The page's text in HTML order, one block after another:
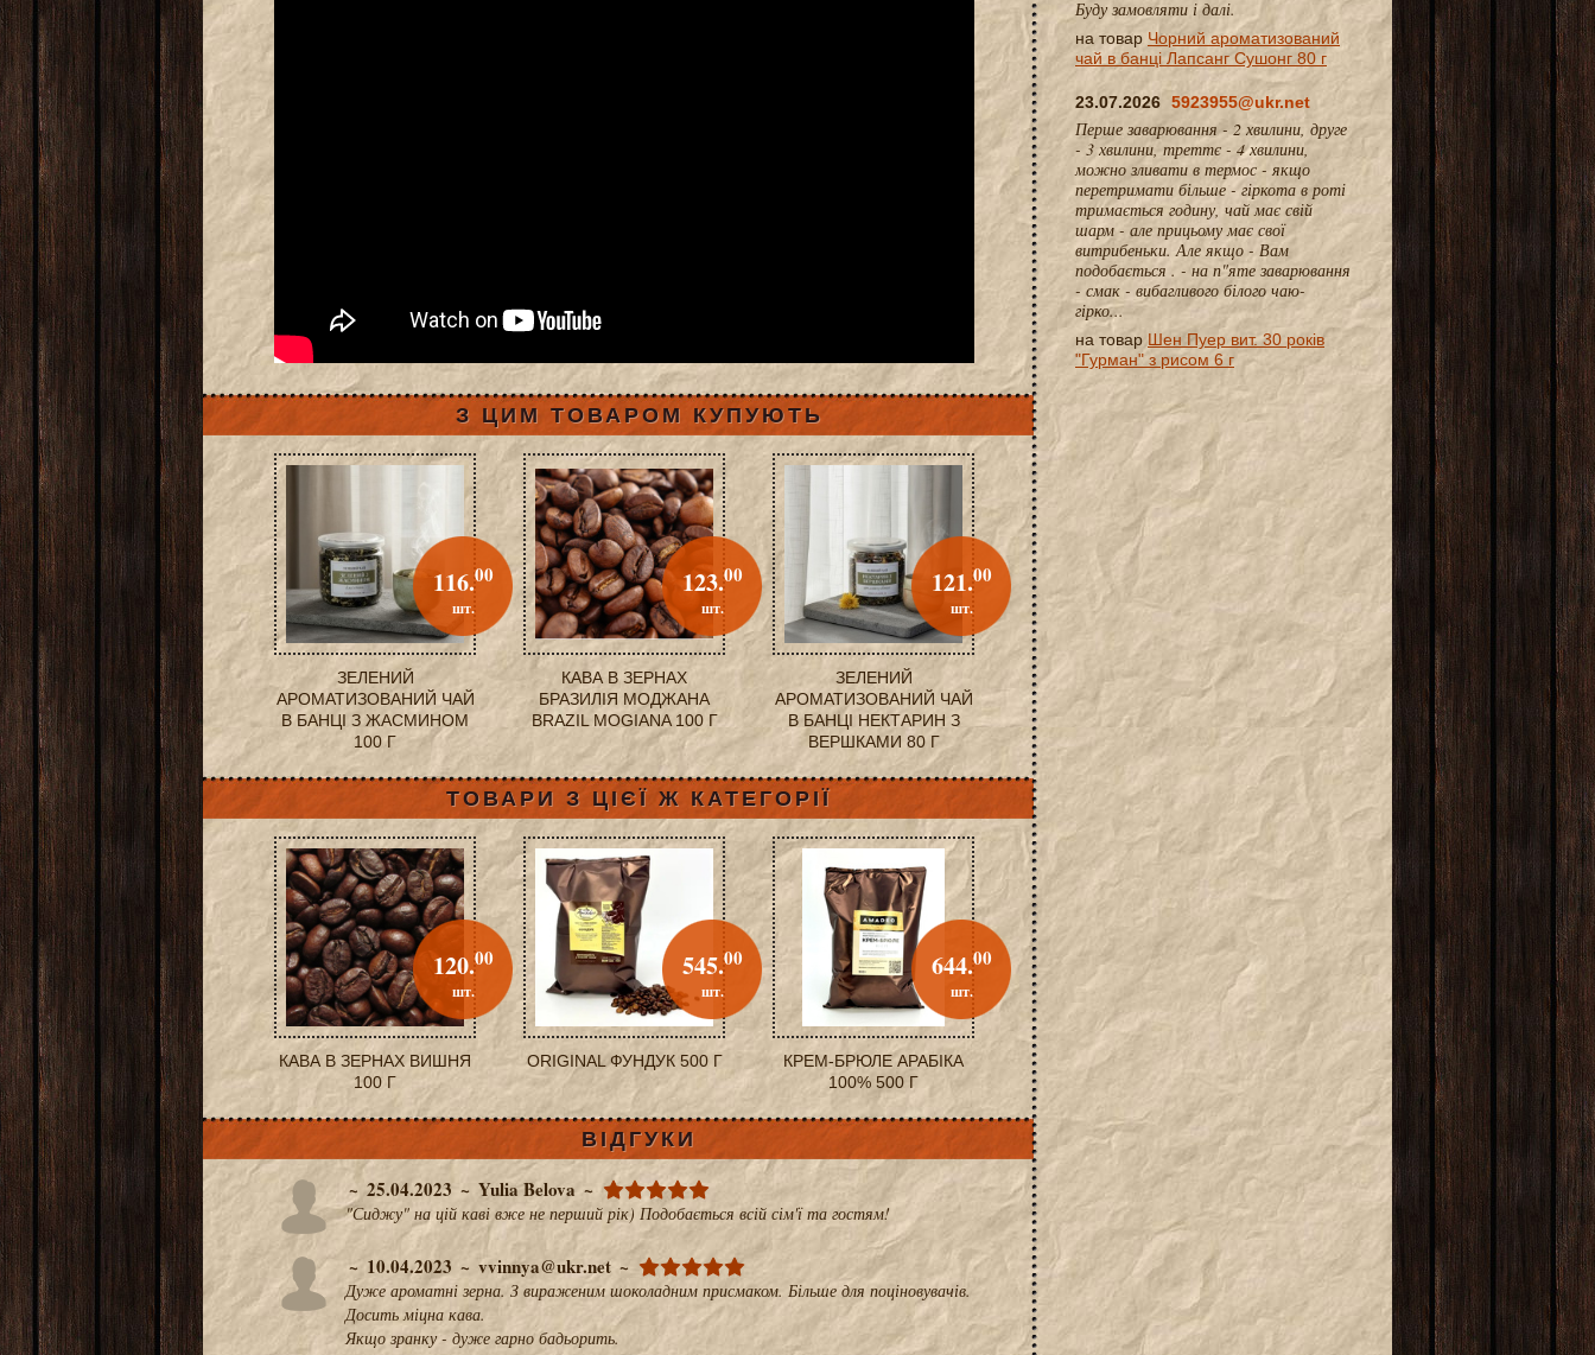
З ЦИМ ТОВАРОМ КУПУЮТЬ
ЗЕЛЕНИЙ
АРОМАТИЗОВАНИЙ ЧАЙ
В БАНЦІ З ЖАСМИНОМ
100 Г
116.00
шт.
КАВА В ЗЕРНАХ
БРАЗИЛІЯ МОДЖАНА
BRAZIL MOGIANA 100 Г
123.00
шт.
ЗЕЛЕНИЙ
АРОМАТИЗОВАНИЙ ЧАЙ
В БАНЦІ НЕКТАРИН З
ВЕРШКАМИ 80 Г
121.00
шт.
ТОВАРИ З ЦІЄЇ Ж КАТЕГОРІЇ
КАВА В ЗЕРНАХ ВИШНЯ
100 Г
120.00
шт.
ORIGINAL ФУНДУК 500 Г
545.00
шт.
КРЕМ-БРЮЛЕ АРАБІКА
100% 500 Г
644.00
шт.
ВІДГУКИ
25.04.2023 Yulia Belova
"Сиджу" на цій каві вже не перший рік) Подобається всій сім'ї та гостям!
10.04.2023 vvinnya@ukr.net
Дуже ароматні зерна. З вираженим шоколадним присмаком. Більше для поціновувачів.
Досить міцна кава.
Якщо зранку - дуже гарно бадьорить.
Буду замовляти і далі.
на товар Чорний ароматизований
чай в банці Лапсанг Сушонг 80 г
23.07.2026 5923955@ukr.net
Перше заварювання - 2 хвилини, друге
- 3 хвилини, треттє - 4 хвилини,
можно зливати в термос - якщо
перетримати більше - гіркота в роті
тримається годину, чай має свій
шарм - але прицьому має свої
витрибеньки. Але якщо - Вам
подобається . - на п"яте заварювання
- смак - вибагливого білого чаю-
гірко...
на товар Шен Пуер вит. 30 років
"Гурман" з рисом 6 г